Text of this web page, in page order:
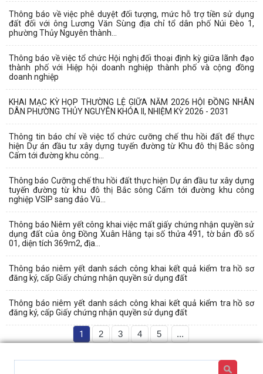
Thông báo về việc phê duyệt đối tượng, mức hỗ trợ tiền sử dụng
đất đối với ông Lương Văn Sùng địa chỉ tổ dân phố Núi Đèo 1,
phường Thủy Nguyên thành...
Thông báo về việc tổ chức Hội nghị đối thoại định kỳ giữa lãnh đạo
thành phố với Hiệp hội doanh nghiệp thành phố và cộng đồng
doanh nghiệp
KHAI MẠC KỲ HỌP THƯỜNG LỆ GIỮA NĂM 2026 HỘI ĐỒNG NHÂN
DÂN PHƯỜNG THỦY NGUYÊN KHÓA II, NHIỆM KỲ 2026 - 2031
Thông tin báo chí về việc tổ chức cưỡng chế thu hồi đất để thực
hiện Dự án đầu tư xây dựng tuyến đường từ Khu đô thị Bắc sông
Cấm tới đường khu công...
Thông báo Cưỡng chế thu hồi đất thực hiện Dự án đầu tư xây dựng
tuyến đường từ khu đô thị Bắc sông Cấm tới đường khu công
nghiệp VSIP sang đảo Vũ...
Thông báo Niêm yết công khai việc mất giấy chứng nhận quyền sử
dụng đất của ông Đồng Xuân Hằng tại số thửa 491, tờ bản đồ số
01, diện tích 369m2, địa...
Thông báo niêm yết danh sách công khai kết quả kiểm tra hồ sơ
đăng ký, cấp Giấy chứng nhận quyền sử dụng đất
Thông báo niêm yết danh sách công khai kết quả kiểm tra hồ sơ
đăng ký, cấp Giấy chứng nhận quyền sử dụng đất
1 2 3 4 5 ...